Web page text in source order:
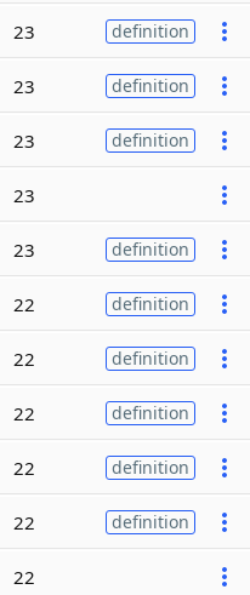
23 definition
23 definition
23 definition
23
23 definition
22 definition
22 definition
22 definition
22 definition
22 definition
22